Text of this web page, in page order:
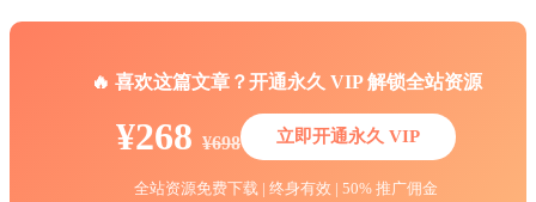
🔥 喜欢这篇文章？开通永久 VIP 解锁全站资源
¥268 ¥698 立即开通永久 VIP
全站资源免费下载 | 终身有效 | 50% 推广佣金